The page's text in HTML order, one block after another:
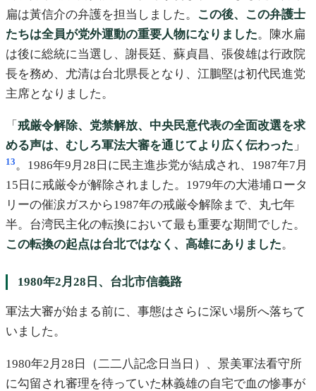
扁は黃信介の弁護を担当しました。
この後、この弁護士
たちは全員が党外運動の重要人物になりました。陳水扁
は後に総統に当選し、謝長廷、蘇貞昌、張俊雄は行政院
長を務め、尤清は台北県長となり、江鵬堅は初代民進党
主席となりました。
「 戒厳令解除、党禁解放、中央民意代表の全面改選を求
める声は、むしろ軍法大審を通じてより広く伝わった 」
13。1986年9月28日に民主進歩党が結成され、1987年7月
15日に戒厳令が解除されました。1979年の大港埔ロータ
リーの催涙ガスから1987年の戒厳令解除まで、丸七年
半。台湾民主化の転換において最も重要な期間でした。
この転換の起点は台北ではなく、高雄にありました。
1980年2月28日、台北市信義路
軍法大審が始まる前に、事態はさらに深い場所へ落ちて
いました。
1980年2月28日（二二八記念日当日）、景美軍法看守所
に勾留され審理を待っていた林義雄の自宅で血の惨事が